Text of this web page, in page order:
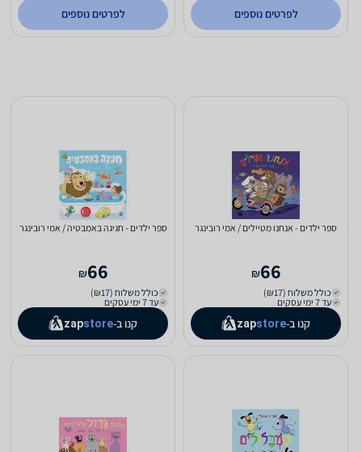
לפרטים נוספים לפרטים נוספים
ספר ילדים - אנחנו מטיילים / אמי רובינגר
66
₪
כולל משלוח (₪17)
עד 7 ימי עסקים
קנו ב- zapstore
ספר ילדים - חגיגה באמבטיה / אמי רובינגר
66
₪
כולל משלוח (₪17)
עד 7 ימי עסקים
קנו ב- zapstore